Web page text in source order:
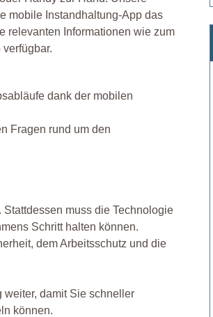
mobile Instandhaltung-App das
relevanten Informationen wie zum
dank der mobilen
Fragen rund um den
muss die Technologie
Schritt halten können.
dem Arbeitsschutz und die
damit Sie schneller
können.